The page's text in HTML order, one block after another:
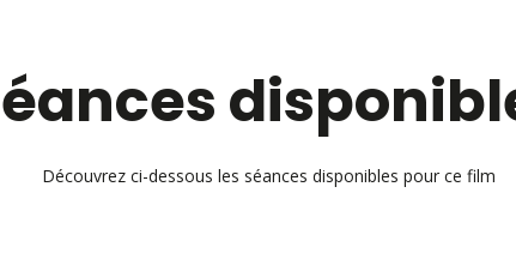
Découvrez ci-dessous les séances disponibles pour ce film